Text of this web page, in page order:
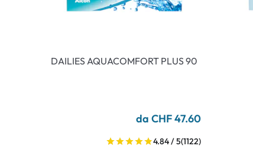
DAILIES AQUACOMFORT PLUS 90
da CHF 47.60
4.84 / 5(1122)